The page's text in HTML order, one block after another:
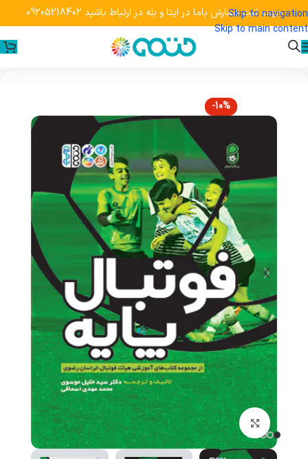
Skip to navigation
Skip to main content
جهت ثبت سفارش باما در ایتا و بله در ارتباط باشید 09205218402
-10%
برای بزرگنمایی کلیک کنید